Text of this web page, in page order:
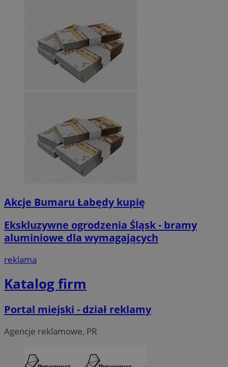
Akcje Bumaru Łabędy kupię
Ekskluzywne ogrodzenia Śląsk - bramy
aluminiowe dla wymagających
reklama
Katalog firm
Portal miejski - dział reklamy
Agencje reklamowe, PR